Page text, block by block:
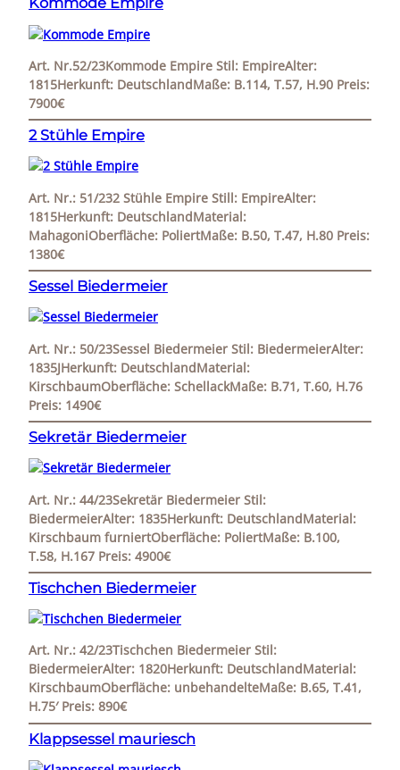
Art. Nr.52/23Kommode Empire Stil: EmpireAlter:
1815Herkunft: DeutschlandMaße: B.114, T.57, H.90 Preis:
7900€
2 Stühle Empire
Art. Nr.: 51/232 Stühle Empire Still: EmpireAlter:
1815Herkunft: DeutschlandMaterial:
MahagoniOberfläche: PoliertMaße: B.50, T.47, H.80 Preis:
1380€
Sessel Biedermeier
Art. Nr.: 50/23Sessel Biedermeier Stil: BiedermeierAlter:
1835JHerkunft: DeutschlandMaterial:
KirschbaumOberfläche: SchellackMaße: B.71, T.60, H.76
Preis: 1490€
Sekretär Biedermeier
Art. Nr.: 44/23Sekretär Biedermeier Stil:
BiedermeierAlter: 1835Herkunft: DeutschlandMaterial:
Kirschbaum furniertOberfläche: PoliertMaße: B.100,
T.58, H.167 Preis: 4900€
Tischchen Biedermeier
Art. Nr.: 42/23Tischchen Biedermeier Stil:
BiedermeierAlter: 1820Herkunft: DeutschlandMaterial:
KirschbaumOberfläche: unbehandelteMaße: B.65, T.41,
H.75′ Preis: 890€
Klappsessel mauriesch